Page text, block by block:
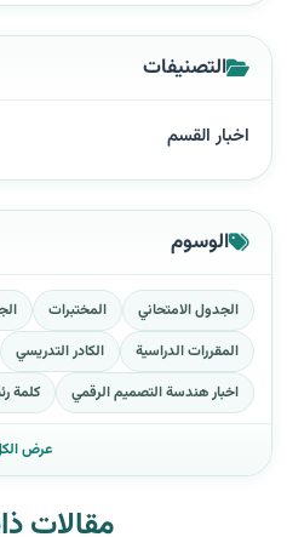
التصنيفات
اخبار القسم
الوسوم
الجدول الامتحاني المختبرات
المقررات الدراسية
الكادر التدريسي
اخبار هندسة التصميم الرقمي
كلمة
عرض
مقالات